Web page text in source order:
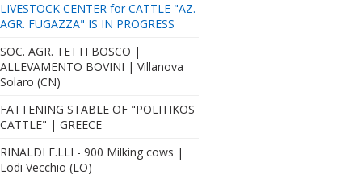
LIVESTOCK CENTER for CATTLE "AZ.
AGR. FUGAZZA" IS IN PROGRESS
SOC. AGR. TETTI BOSCO |
ALLEVAMENTO BOVINI | Villanova
Solaro (CN)
FATTENING STABLE OF "POLITIKOS
CATTLE" | GREECE
RINALDI F.LLI - 900 Milking cows |
Lodi Vecchio (LO)